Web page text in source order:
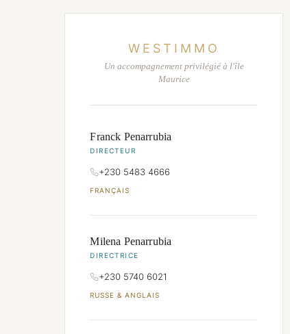
WESTIMMO
Un accompagnement privilégié à l'île
Maurice
Franck Penarrubia
DIRECTEUR
+230 5483 4666
FRANÇAIS
Milena Penarrubia
DIRECTRICE
+230 5740 6021
RUSSE & ANGLAIS